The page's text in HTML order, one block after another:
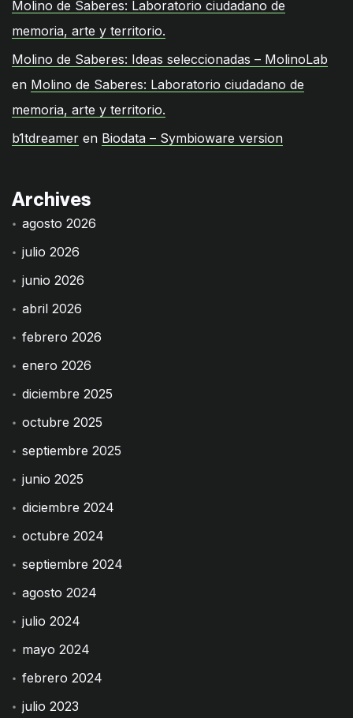
Molino de Saberes: Laboratorio ciudadano de
memoria, arte y territorio.
Molino de Saberes: Ideas seleccionadas – MolinoLab
en Molino de Saberes: Laboratorio ciudadano de
memoria, arte y territorio.
b1tdreamer en Biodata – Symbioware version
Archives
agosto 2026
julio 2026
junio 2026
abril 2026
febrero 2026
enero 2026
diciembre 2025
octubre 2025
septiembre 2025
junio 2025
diciembre 2024
octubre 2024
septiembre 2024
agosto 2024
julio 2024
mayo 2024
febrero 2024
julio 2023